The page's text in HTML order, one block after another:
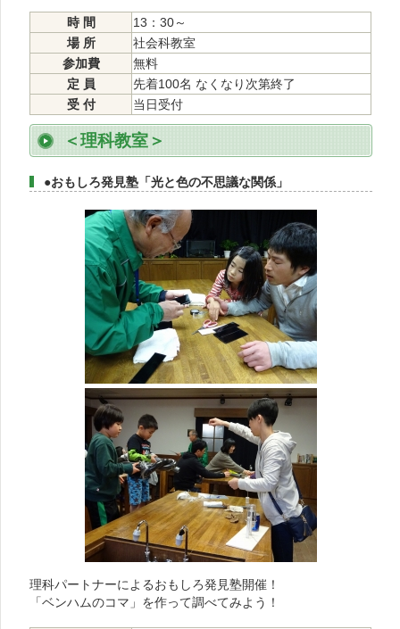
時 間
13：30～
場 所
社会科教室
参加費
無料
定 員
先着100名 なくなり次第終了
受 付
当日受付
＜理科教室＞
●おもしろ発見塾「光と色の不思議な関係」
理科パートナーによるおもしろ発見塾開催！
「ベンハムのコマ」を作って調べてみよう！